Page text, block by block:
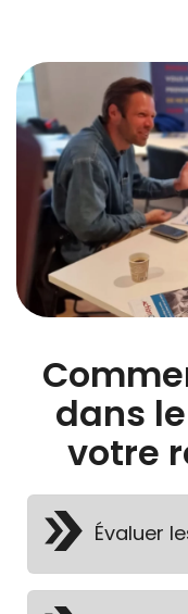
dans
votre
Évaluer